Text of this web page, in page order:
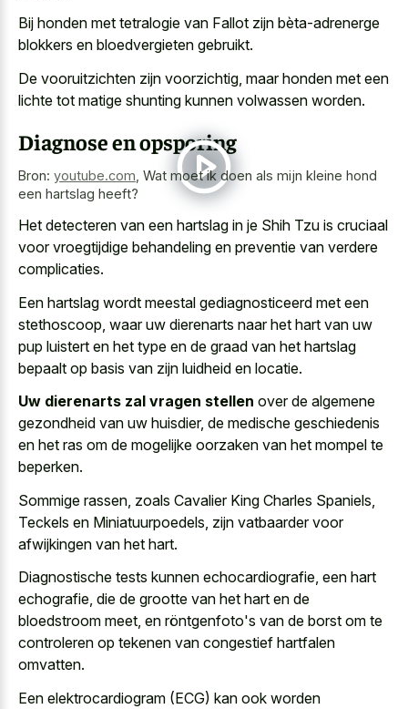
Bij honden met tetralogie van Fallot zijn bèta-adrenerge
blokkers en bloedvergieten gebruikt.
De vooruitzichten zijn voorzichtig, maar honden met een
lichte tot matige shunting kunnen volwassen worden.
Diagnose en opsporing
Bron: youtube.com Wat moet ik doen als mijn kleine hond
een hartslag heeft?
Het detecteren van een hartslag in je Shih Tzu is cruciaal
voor vroegtijdige behandeling en preventie van verdere
complicaties.
Een hartslag wordt meestal gediagnosticeerd met een
stethoscoop, waar uw dierenarts naar het hart van uw
pup luistert en het type en de graad van het hartslag
bepaalt op basis van zijn luidheid en locatie.
Uw dierenarts zal vragen stellen over de algemene
gezondheid van uw huisdier, de medische geschiedenis
en het ras om de mogelijke oorzaken van het mompel te
beperken.
Sommige rassen, zoals Cavalier King Charles Spaniels,
Teckels en Miniatuurpoedels, zijn vatbaarder voor
afwijkingen van het hart.
Diagnostische tests kunnen echocardiografie, een hart
echografie, die de grootte van het hart en de
bloedstroom meet, en röntgenfoto's van de borst om te
controleren op tekenen van congestief hartfalen
omvatten.
Een elektrocardiogram (ECG) kan ook worden